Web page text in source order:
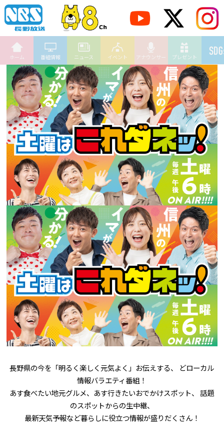
ホーム 番組情報 ニュース イベント アナウンサー プレゼント
長野県の今を「明るく楽しく元気よく」お伝えする、 どローカル
情報バラエティ番組！
あす食べたい地元グルメ、あす行きたいおでかけスポット、 話題
のスポットからの生中継、
最新天気予報など暮らしに役立つ情報が盛りだくさん！